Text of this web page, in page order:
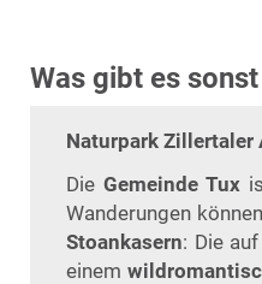
Was gibt es
Naturpark Zillertaler
Die Gemeinde Tux
Wanderungen
Stoankasern: Die
einem